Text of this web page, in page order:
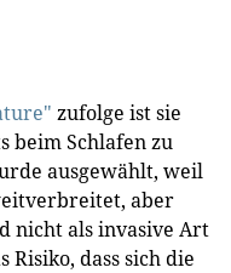
zufolge ist sie
beim Schlafen zu
ausgewählt, weil
aber
nicht als invasive Art
Risiko, dass sich die